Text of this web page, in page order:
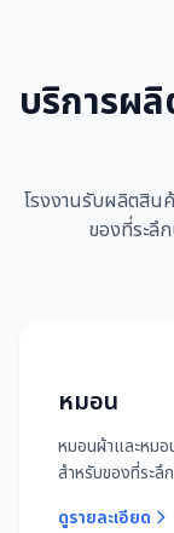
บริการผ
โรงงานรับผลิตสิน
ของที่ระลึ
หมอน
หมอนผ้าและหม
สำหรับของที่ระลึ
ดูรายละเอียด